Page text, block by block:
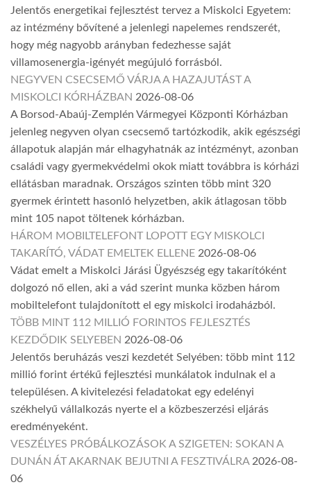
Jelentős energetikai fejlesztést tervez a Miskolci Egyetem:
az intézmény bővítené a jelenlegi napelemes rendszerét,
hogy még nagyobb arányban fedezhesse saját
villamosenergia-igényét megújuló forrásból.
NEGYVEN CSECSEMŐ VÁRJA A HAZAJUTÁST A
MISKOLCI KÓRHÁZBAN 2026-08-06
A Borsod-Abaúj-Zemplén Vármegyei Központi Kórházban
jelenleg negyven olyan csecsemő tartózkodik, akik egészségi
állapotuk alapján már elhagyhatnák az intézményt, azonban
családi vagy gyermekvédelmi okok miatt továbbra is kórházi
ellátásban maradnak. Országos szinten több mint 320
gyermek érintett hasonló helyzetben, akik átlagosan több
mint 105 napot töltenek kórházban.
HÁROM MOBILTELEFONT LOPOTT EGY MISKOLCI
TAKARÍTÓ, VÁDAT EMELTEK ELLENE 2026-08-06
Vádat emelt a Miskolci Járási Ügyészség egy takarítóként
dolgozó nő ellen, aki a vád szerint munka közben három
mobiltelefont tulajdonított el egy miskolci irodaházból.
TÖBB MINT 112 MILLIÓ FORINTOS FEJLESZTÉS
KEZDŐDIK SELYEBEN 2026-08-06
Jelentős beruházás veszi kezdetét Selyében: több mint 112
millió forint értékű fejlesztési munkálatok indulnak el a
településen. A kivitelezési feladatokat egy edelényi
székhelyű vállalkozás nyerte el a közbeszerzési eljárás
eredményeként.
VESZÉLYES PRÓBÁLKOZÁSOK A SZIGETEN: SOKAN A
DUNÁN ÁT AKARNAK BEJUTNI A FESZTIVÁLRA 2026-08-
06